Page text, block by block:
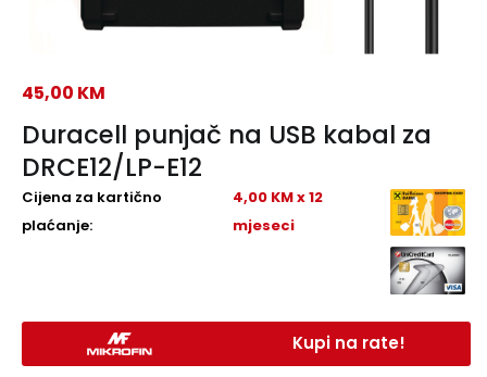
Duracell punjač na USB kabal za
DRCE12/LP-E12
45,00 KM
Cijena za kartično
plaćanje:
4,00 KM x 12
mjeseci
Kupi na rate!